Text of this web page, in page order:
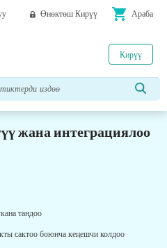
Өнөктөш Кирүү shopping_cart Араба
Кирүү
жана интеграциялоо
тандоо
сактоо боюнча кеңешчи колдоо